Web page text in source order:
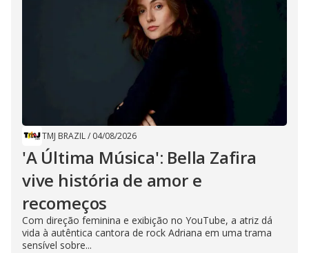
TMJ BRAZIL/ 04/08/2026
'A Última Música': Bella Zafira
vive história de amor e
recomeços
Com direção feminina e exibição no YouTube, a atriz dá
vida à autêntica cantora de rock Adriana em uma trama
sensível sobre...